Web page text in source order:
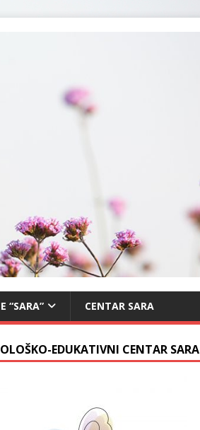
“SARA” CENTAR SARA
EDUKATIVNI CENTAR SARA